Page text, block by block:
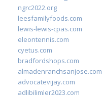
ngrc2022.org
leesfamilyfoods.com
lewis-lewis-cpas.com
eleontennis.com
cyetus.com
bradfordshops.com
almadenranchsanjose.com
advocatevijay.com
adlibilimler2023.com